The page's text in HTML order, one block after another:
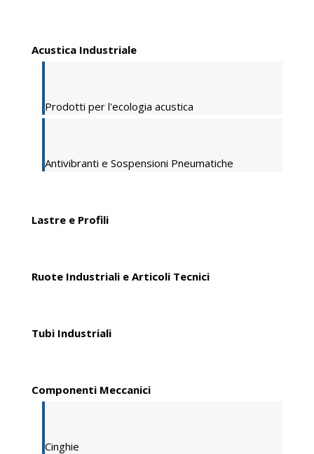
Acustica Industriale
Prodotti per l'ecologia acustica
Antivibranti e Sospensioni Pneumatiche
Lastre e Profili
Ruote Industriali e Articoli Tecnici
Tubi Industriali
Componenti Meccanici
Cinghie